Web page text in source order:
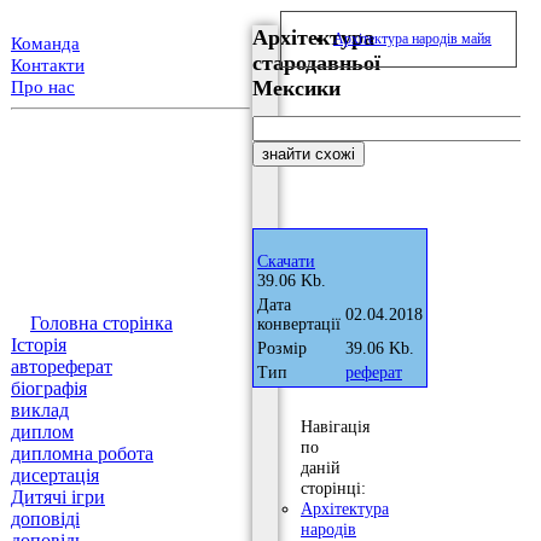
Команда
Контакти
Про нас
Головна сторінка
Історія
автореферат
біографія
виклад
диплом
дипломна робота
дисертація
Дитячі ігри
доповіді
Архітектура
стародавньої
Мексики
Скачати
39.06 Kb.
Дата
конвертації
02.04.2018
Розмір
39.06 Kb.
Тип
реферат
Навігація
по
даній
сторінці:
Архітектура
народів
Архітектура народів майя